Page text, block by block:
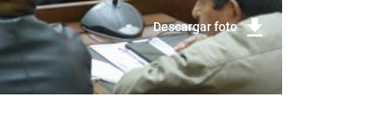
Descargar foto